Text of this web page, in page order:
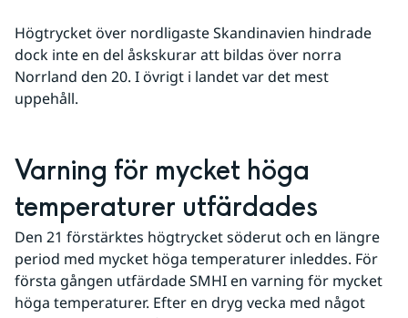
Högtrycket över nordligaste Skandinavien hindrade
dock inte en del åskskurar att bildas över norra
Norrland den 20. I övrigt i landet var det mest
uppehåll.
Varning för mycket höga
temperaturer utfärdades
Den 21 förstärktes högtrycket söderut och en längre
period med mycket höga temperaturer inleddes. För
första gången utfärdade SMHI en varning för mycket
höga temperaturer. Efter en dryg vecka med något